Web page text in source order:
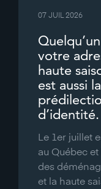
07 JUIL 2026
votre
haute
est aussi
d’identité.
Le 1er juillet
au Québec
des
et la haute